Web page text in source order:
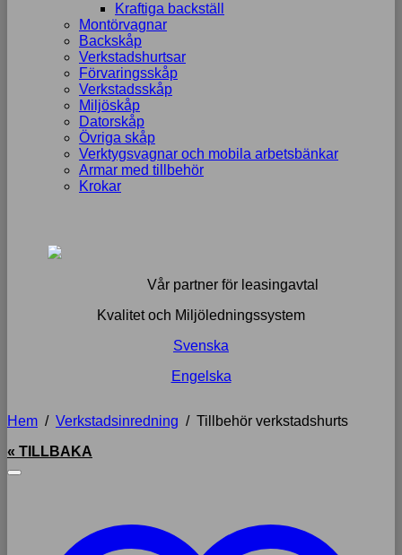
Kraftiga backställ
Montörvagnar
Backskåp
Verkstadshurtsar
Förvaringsskåp
Verkstadsskåp
Miljöskåp
Datorskåp
Övriga skåp
Verktygsvagnar och mobila arbetsbänkar
Armar med tillbehör
Krokar
Vår partner för leasingavtal
Kvalitet och Miljöledningssystem
Svenska
Engelska
Hem / Verkstadsinredning / Tillbehör verkstadshurts
« TILLBAKA